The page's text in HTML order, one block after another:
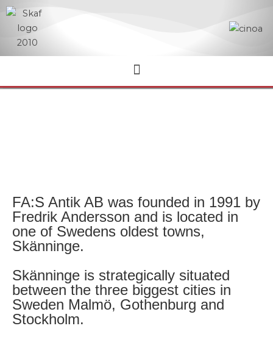
Hoppa
innehåll
FA:S Antik AB was founded in 1991 by
Fredrik Andersson and is located in
one of Swedens oldest towns,
Skänninge.
Skänninge is strategically situated
between the three biggest cities in
Sweden Malmö, Gothenburg and
Stockholm.